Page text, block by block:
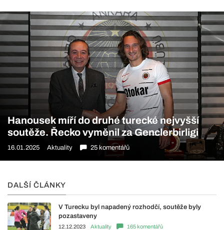
Hanousek míří do druhé turecké nejvyšší
soutěže. Řecko vyměnil za Genclerbirligi
16.01.2025 Aktuality 25 komentářů
DALŠÍ ČLÁNKY
V Turecku byl napadený rozhodčí, soutěže byly
pozastaveny
12.12.2023 Aktuality 165 komentářů